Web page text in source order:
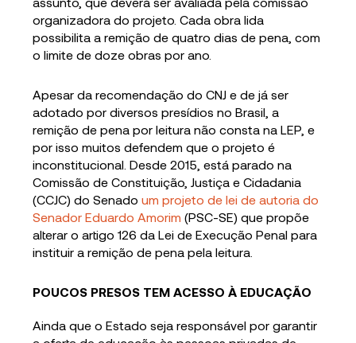
organizadora do projeto. Cada obra lida
possibilita a remição de quatro dias de pena, com
o limite de doze obras por ano.
Apesar da recomendação do CNJ e de já ser
adotado por diversos presídios no Brasil, a
remição de pena por leitura não consta na LEP, e
por isso muitos defendem que o projeto é
inconstitucional. Desde 2015, está parado na
Comissão de Constituição, Justiça e Cidadania
(CCJC) do Senadoum projeto de lei de autoria do
Senador Eduardo Amorim (PSC-SE) que propõe
alterar o artigo 126 da Lei de Execução Penal para
instituir a remição de pena pela leitura.
POUCOS PRESOS TEM ACESSO À EDUCAÇÃO
Ainda que o Estado seja responsável por garantir